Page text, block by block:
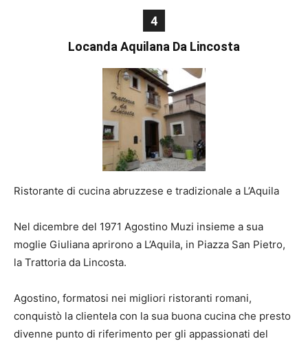
4
Locanda Aquilana Da Lincosta
Ristorante di cucina abruzzese e tradizionale a L’Aquila
Nel dicembre del 1971 Agostino Muzi insieme a sua
moglie Giuliana aprirono a L’Aquila, in Piazza San Pietro,
la Trattoria da Lincosta.
Agostino, formatosi nei migliori ristoranti romani,
conquistò la clientela con la sua buona cucina che presto
divenne punto di riferimento per gli appassionati del